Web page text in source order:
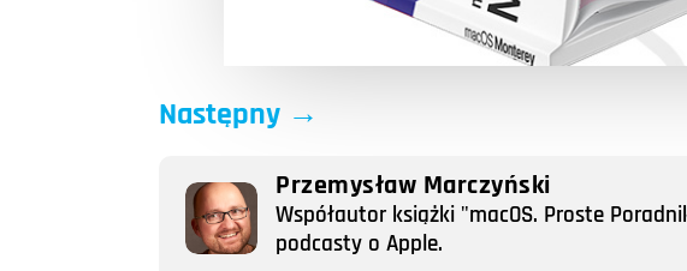
Następny →
Przemysław Marczyński
Współautor książki "macOS. Proste
podcasty o Apple.